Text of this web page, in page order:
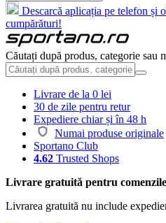
Descarcă aplicația pe telefon și
cumpărături!
Căutați după produs, categorie sau
Livrare de la 0 lei
30 de zile pentru retur
Expediere chiar și în 48 h
Numai produse originale
Sportano Club
4.62 Trusted Shops
Livrare gratuită pentru
Livrarea gratuită nu include